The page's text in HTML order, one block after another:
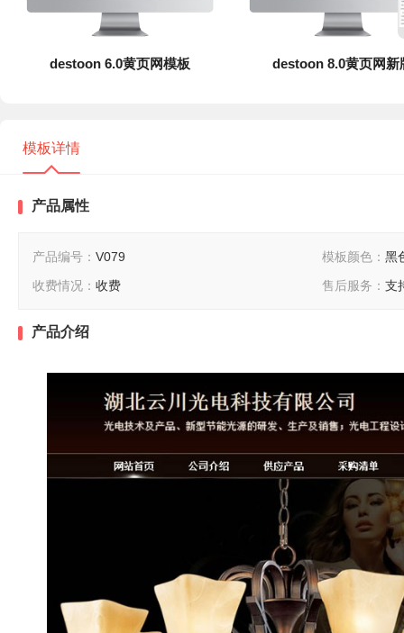
destoon 6.0黄页网模板 destoon 8.0黄页网新
模板详情
产品属性
产品编号： V079 模板颜色： 黑
收费情况： 收费 售后服务： 支
产品介绍